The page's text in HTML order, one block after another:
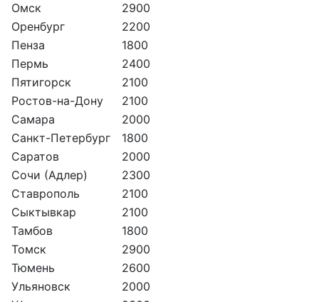
Омск
2900
Оренбург
2200
Пенза
1800
Пермь
2400
Пятигорск
2100
Ростов-на-Дону
2100
Самара
2000
Санкт-Петербург
1800
Саратов
2000
Сочи (Адлер)
2300
Ставрополь
2100
Сыктывкар
2100
Тамбов
1800
Томск
2900
Тюмень
2600
Ульяновск
2000